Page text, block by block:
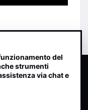
dall analisi di
del
strumenti
via chat e